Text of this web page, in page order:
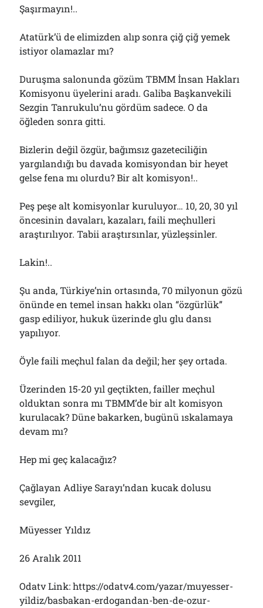
Şaşırmayın!..
Atatürk’ü de elimizden alıp sonra çiğ çiğ yemek
istiyor olamazlar mı?
Duruşma salonunda gözüm TBMM İnsan Hakları
Komisyonu üyelerini aradı. Galiba Başkanvekili
Sezgin Tanrukulu’nu gördüm sadece. O da
öğleden sonra gitti.
Bizlerin değil özgür, bağımsız gazeteciliğin
yargılandığı bu davada komisyondan bir heyet
gelse fena mı olurdu? Bir alt komisyon!..
Peş peşe alt komisyonlar kuruluyor… 10, 20, 30 yıl
öncesinin davaları, kazaları, faili meçhulleri
araştırılıyor. Tabii araştırsınlar, yüzleşsinler.
Lakin!..
Şu anda, Türkiye’nin ortasında, 70 milyonun gözü
önünde en temel insan hakkı olan “özgürlük”
gasp ediliyor, hukuk üzerinde glu glu dansı
yapılıyor.
Öyle faili meçhul falan da değil; her şey ortada.
Üzerinden 15-20 yıl geçtikten, failler meçhul
olduktan sonra mı TBMM’de bir alt komisyon
kurulacak? Düne bakarken, bugünü ıskalamaya
devam mı?
Hep mi geç kalacağız?
Çağlayan Adliye Sarayı’ndan kucak dolusu
sevgiler,
Müyesser Yıldız
26 Aralık 2011
Odatv Link: https://odatv4.com/yazar/muyesser-
yildiz/basbakan-erdogandan-ben-de-ozur-